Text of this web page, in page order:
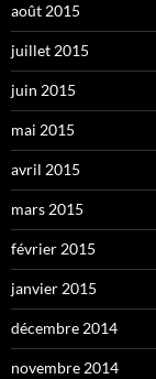
août 2015
juillet 2015
juin 2015
mai 2015
avril 2015
mars 2015
février 2015
janvier 2015
décembre 2014
novembre 2014